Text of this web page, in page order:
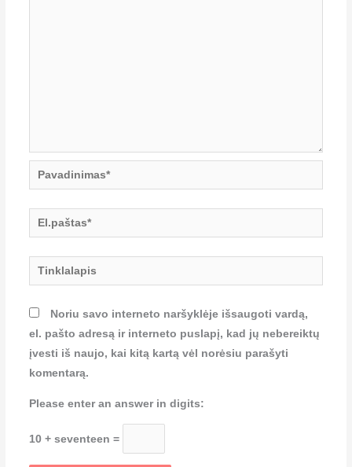
Pavadinimas*
El.paštas*
Tinklalapis
Noriu savo interneto naršyklėje išsaugoti vardą,
el. pašto adresą ir interneto puslapį, kad jų nebereiktų
įvesti iš naujo, kai kitą kartą vėl norėsiu parašyti
komentarą.
Please enter an answer in digits:
10 + seventeen =